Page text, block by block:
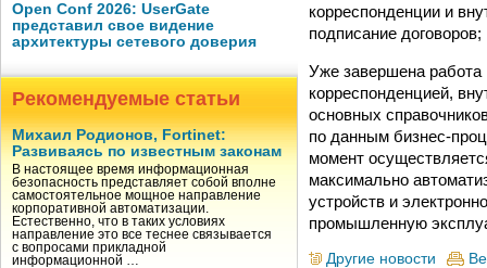
Open Conf 2026: UserGate
представил свое видение
архитектуры сетевого доверия
Рекомендуемые статьи
Михаил Родионов, Fortinet:
Развиваясь по известным законам
В настоящее время информационная
безопасность представляет собой вполне
самостоятельное мощное направление
корпоративной автоматизации.
Естественно, что в таких условиях
направление это все теснее связывается
с вопросами прикладной
информационной …
корреспонденции и
подписание
Уже завершена работа
корреспонденцией,
основных
по данным бизнес-
момент
максимально
устройств и
промышленную
Другие новости